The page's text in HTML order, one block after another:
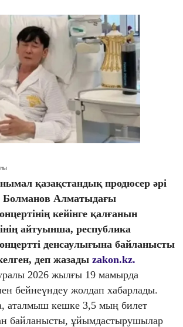
қазақстандық продюсер әрі
Болманов Алматыдағы
кейінге қалғанын
айтуынша, республика
денсаулығына байланысты
деп жазады zakon.kz.
2026 жылғы 19 мамырда
бейнеүндеу жолдап хабарлады.
аталмыш кешке 3,5 мың билет
байланысты, ұйымдастырушылар